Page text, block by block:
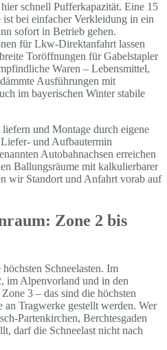
schnell Pufferkapazität. Eine 15
bei einfacher Verkleidung in ein
sofort in Betrieb gehen.
für Lkw-Direktanfahrt lassen
Toröffnungen für Gabelstapler
Waren – Lebensmittel,
Ausführungen mit
im bayerischen Winter stabile
und Montage durch eigene
und Aufbautermin
Autobahnachsen erreichen
Ballungsräume mit kalkulierbarer
wir Standort und Anfahrt vorab auf
Zone 2 bis
Schneelasten. Im
im Alpenvorland und in den
3 – das sind die höchsten
Tragwerke gestellt werden. Wer
Partenkirchen, Berchtesgaden
darf die Schneelast nicht nach